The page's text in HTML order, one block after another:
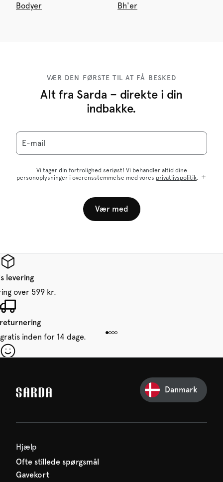
Bodyer Bh'er
VÆR DEN FØRSTE TIL AT FÅ BESKED
Alt fra Sarda – direkte i din
indbakke.
E-mail
Vi tager din fortrolighed seriøst! Vi behandler altid dine
personoplysninger i overensstemmelse med vores privatlivspolitik.
Vær med
levering
over 599 kr.
inden for 14 dage.
allerede på dig!
Danmark
Hjælp
Ofte stillede spørgsmål
Gavekort